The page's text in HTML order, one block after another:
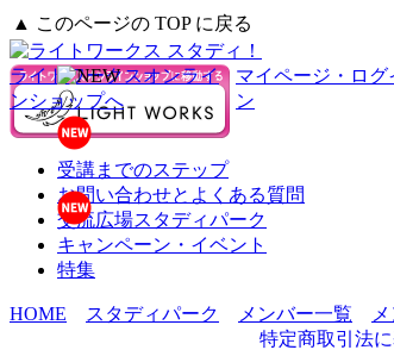
▲ このページの TOP に戻る
ライトワークスオンライ
ンショップへ
マイページ・ログ
ン
受講までのステップ
お問い合わせとよくある質問
交流広場スタディパーク
キャンペーン・イベント
特集
HOME スタディパーク メンバー一覧
特定商取引法